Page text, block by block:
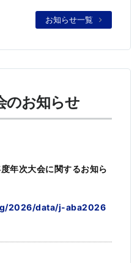
お知らせ一覧
のお知らせ
年次大会に関するお知ら
2026/data/j-aba2026